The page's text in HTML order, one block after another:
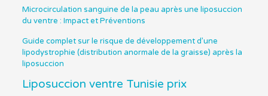
Microcirculation sanguine de la peau après une liposuccion
du ventre : Impact et Préventions
Guide complet sur le risque de développement d’une
lipodystrophie (distribution anormale de la graisse) après la
liposuccion
Liposuccion ventre Tunisie prix